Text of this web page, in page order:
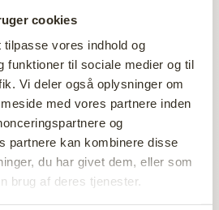
cookies
vores indhold og
funktioner til sociale medier og til
Vi deler også oplysninger om
med vores partnere inden
og
partnere kan kombinere disse
du har givet dem, eller som
brug af deres tjenester.
fra Pædagogernes Hus.
på fællesmiddag og
mega fedt!
med fest, det er en oplagt
bedre at kende, møde
og bare have en sjov